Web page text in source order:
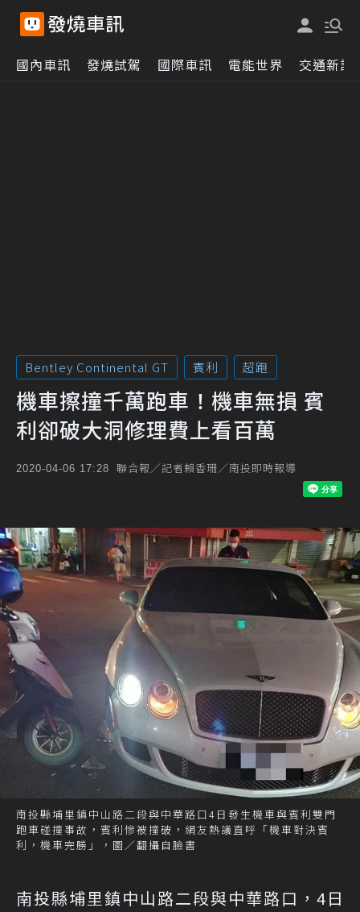
國內車訊 發燒試駕 國際車訊 電能世界 交通新訊
Bentley Continental GT 賓利 超跑
機車擦撞千萬跑車！機車無損 賓
利卻破大洞修理費上看百萬
2020-04-06 17:28 聯合報／記者賴香珊／南投即時報導
南投縣埔里鎮中山路二段與中華路口4日發生機車與賓利雙門
跑車碰撞事故，賓利慘被撞破，網友熱議直呼「機車對決賓
利，機車完勝」，圖／翻攝自臉書
南投縣埔里鎮中山路二段與中華路口，4日